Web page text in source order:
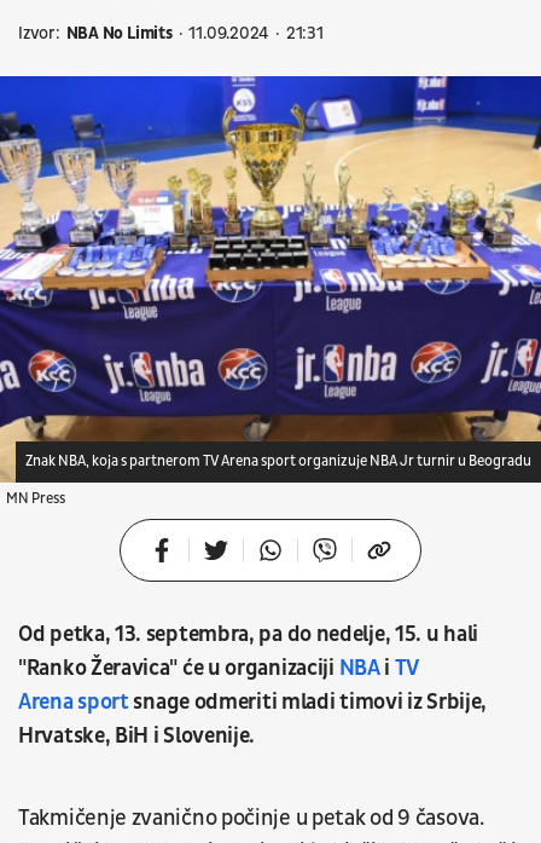
Izvor: NBA No Limits 11.09.2024 21:31
MN Press
Znak NBA, koja s partnerom TV Arena sport organizuje NBA Jr turnir u Beogradu
Od petka, 13. septembra, pa do nedelje, 15. u hali
"Ranko Žeravica" će u organizaciji NBAi TV
Arena sportsnage odmeriti mladi timovi iz Srbije,
Hrvatske, BiH i Slovenije.
Takmičenje zvanično počinje u petak od 9 časova.